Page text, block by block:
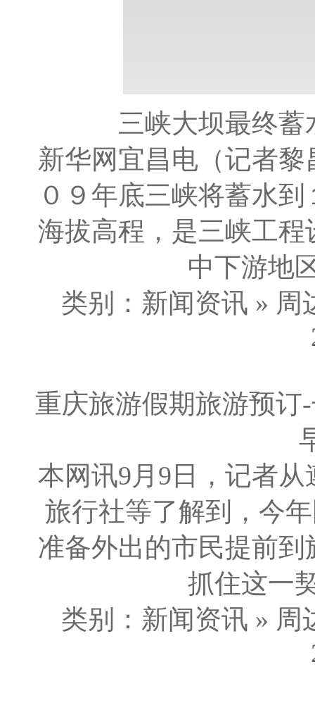
三峡大坝最终蓄
新华网宜昌电（记者
０９年底三峡将蓄水
海拔高程，是三峡工
中下游地
类别：新闻资讯 »
重庆旅游假期旅游预订
本网讯9月9日，记者
旅行社等了解到，今
准备外出的市民提前
抓住这一
类别：新闻资讯 »